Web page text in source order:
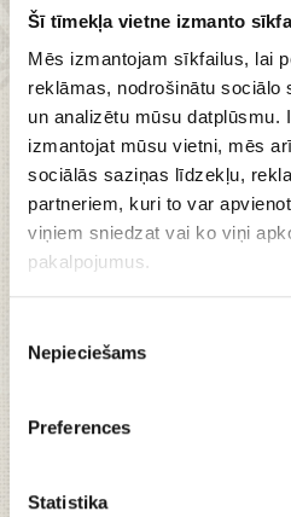
Šī tīmekļa vietne izmanto
Mēs izmantojam sīkfailus, lai
reklāmas, nodrošinātu
un analizētu mūsu datplūsmu.
izmantojat mūsu vietni, mēs
sociālās saziņas līdzekļu,
partneriem, kuri to var
viņiem sniedzat vai ko viņi
pakalpojumus.
izvēle
Nepieciešams
Preferences
Statistika
RĪGA
maize,
JAUNUMS - RĪGA GAIŠĀ
gabaliņiem –
Lieliski piemērota
Baudiet ar sviestu, medu